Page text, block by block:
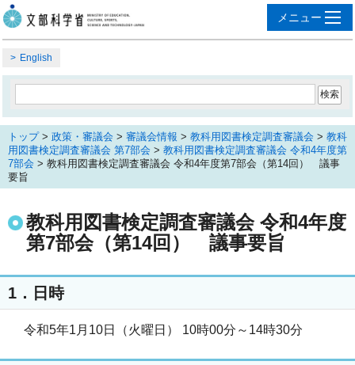
English
トップ> 政策・審議会 > 審議会情報 > 教科用図書検定調査審議会 > 教科
用図書検定調査審議会 第7部会 > 教科用図書検定調査審議会 令和4年度第
7部会 > 教科用図書検定調査審議会 令和4年度第7部会（第14回） 議事
要旨
教科用図書検定調査審議会 令和4年度
第7部会（第14回） 議事要旨
1．日時
令和5年1月10日（火曜日） 10時00分～14時30分